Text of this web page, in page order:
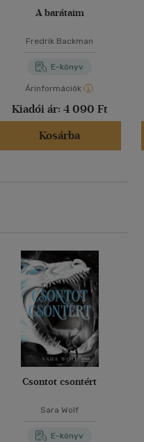
A barátaim
Fredrik Backman
E-könyv
Árinformációk
Kiadói ár: 4 090 Ft
Kosárba
Csontot csontért
Sara Wolf
E-könyv